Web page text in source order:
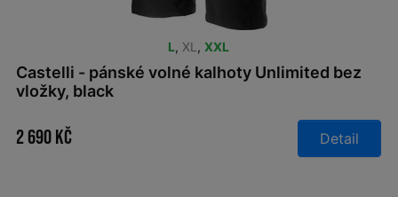
L, XL , XXL
Castelli - pánské volné kalhoty Unlimited bez
vložky, black
2 690 Kč Detail